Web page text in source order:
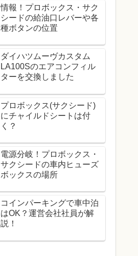
情報！プロボックス・サク
シードの給油口レバーや各
種ボタンの位置
ダイハツムーヴカスタム
LA100Sのエアコンフィル
ターを交換しました
プロボックス(サクシード)
にチャイルドシートは付
く？
電源分岐！プロボックス・
サクシードの車内ヒューズ
ボックスの場所
コインパーキングで車中泊
はOK？運営会社社員が解
説！